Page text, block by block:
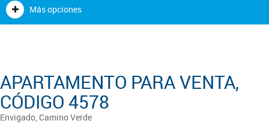
Más opciones
APARTAMENTO PARA VENTA,
CÓDIGO 4578
Envigado, Camino Verde